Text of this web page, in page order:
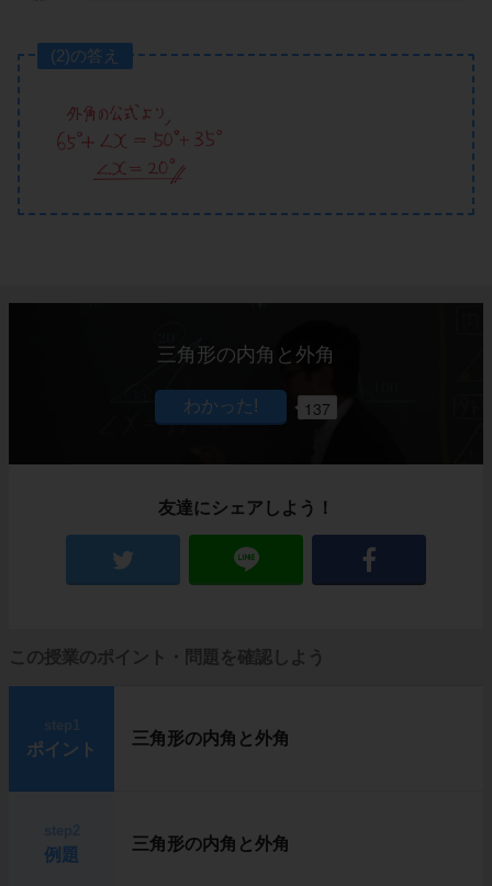
(2)の答え
三角形の内角と外角
137
友達にシェアしよう！
この授業のポイント・問題を確認しよう
ポイント
三角形の内角と外角
例題
三角形の内角と外角